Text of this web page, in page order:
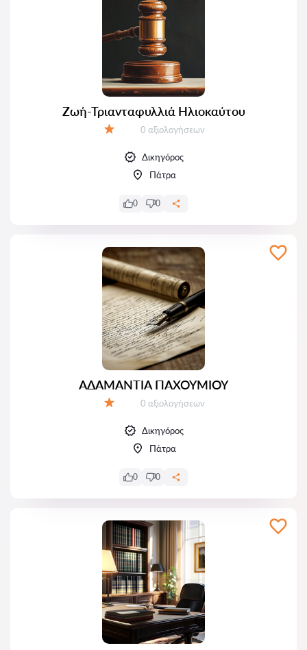
Ζωή-Τριανταφυλλιά Ηλιοκαύτου
Αξιολογήσεις:
0 αξιολογήσεων
Δικηγόρος
Πάτρα
0 0
ΑΔΑΜΑΝΤΙΑ ΠΑΧΟΥΜΙΟΥ
Αξιολογήσεις:
0 αξιολογήσεων
Δικηγόρος
Πάτρα
0 0